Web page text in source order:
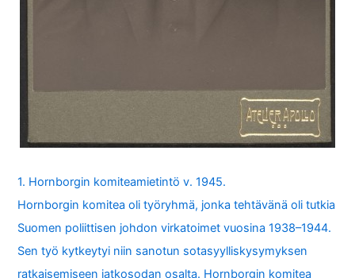
1. Hornborgin komiteamietintö v. 1945.
Hornborgin komitea oli työryhmä, jonka tehtävänä oli tutkia
Suomen poliittisen johdon virkatoimet vuosina 1938–1944.
Sen työ kytkeytyi niin sanotun sotasyylliskysymyksen
ratkaisemiseen jatkosodan osalta. Hornborgin komitea